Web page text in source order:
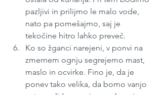
pazljivi in prilijmo le malo vode,
nato pa pomešajmo, saj je
tekočine hitro lahko preveč.
Ko so žganci narejeni, v ponvi na
zmernem ognju segrejemo mast,
maslo in ocvirke. Fino je, da je
ponev tako velika, da bomo vanjo